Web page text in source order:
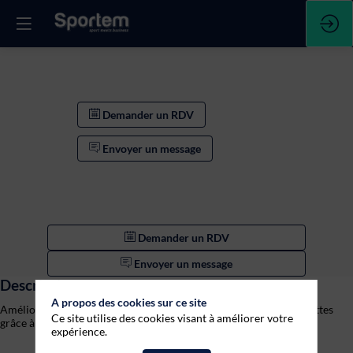
Demander un RDV
Envoyer un message
Demander un RDV
Envoyer un message
Description
Améliorez l’expérience de vos participants et augmentez vos recettes
A propos des cookies sur ce site
Ce site utilise des cookies visant à améliorer votre
expérience.